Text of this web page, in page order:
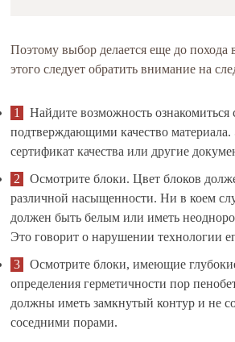
Поэтому выбор делается еще до похода
этого следует обратить внимание на
Найдите возможность ознакомиться
подтверждающими качество
сертификат качества или другие
Осмотрите блоки. Цвет блоков
различной насыщенности. Ни в коем
должен быть белым или иметь
Это говорит о нарушении технологии
Осмотрите блоки, имеющие
определения герметичности пор
должны иметь замкнутый контур и не
соседними порами.